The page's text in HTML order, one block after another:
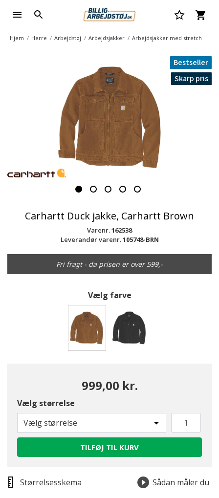
Hjem Herre Arbejdstøj Arbejdsjakker Arbejdsjakker med stretch
Bestseller
Skarp pris
Carhartt Duck jakke, Carhartt Brown
Varenr.162538
Leverandør varenr.105748-BRN
Fri fragt - da prisen er over 599,-
Vælg farve
999,00 kr.
Vælg størrelse
Vælg størrelse
TILFØJ TIL KURV
Størrelsesskema
Sådan måler du